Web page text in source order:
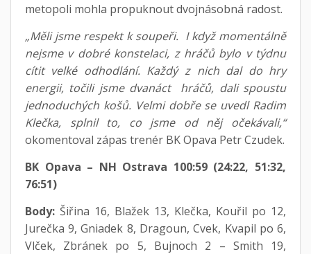
metopoli mohla propuknout dvojnásobná radost.
„Měli jsme respekt k soupeři. I když momentálně
nejsme v dobré konstelaci, z hráčů bylo v týdnu
cítit velké odhodlání. Každý z nich dal do hry
energii, točili jsme dvanáct hráčů, dali spoustu
jednoduchých košů. Velmi dobře se uvedl Radim
Klečka, splnil to, co jsme od něj očekávali,“
okomentoval zápas trenér BK Opava Petr Czudek.
BK Opava – NH Ostrava 100:59 (24:22, 51:32,
76:51)
Body:Šiřina 16, Blažek 13, Klečka, Kouřil po 12,
Jurečka 9, Gniadek 8, Dragoun, Cvek, Kvapil po 6,
Vlček, Zbránek po 5, Bujnoch 2 – Smith 19,